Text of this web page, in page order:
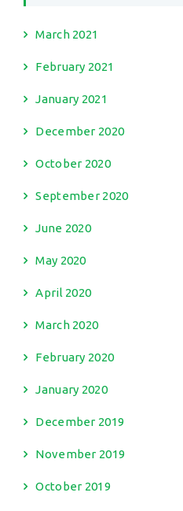
March 2021
February 2021
January 2021
December 2020
October 2020
September 2020
June 2020
May 2020
April 2020
March 2020
February 2020
January 2020
December 2019
November 2019
October 2019